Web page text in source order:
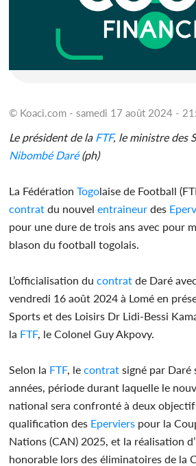
© Koaci.com - samedi 17 août 2024 -
Le président de laFTF, le ministre des
Nibombé Daré(ph)
La FédérationTogolaise de Football
contrat du nouvel entraineur des
pour une dure de trois ans avec pour
blason du football togolais.
L’officialisation du contrat de Daré
vendredi 16 août 2024 à Lomé en
Sports et des Loisirs Dr Lidi-Bessi
la FTF, le Colonel Guy Akpovy.
Selon la FTF, le contrat signé par Daré
années, période durant laquelle le
national sera confronté à deux
qualification des Eperviers pour la
Nations (CAN) 2025, et la réalisation
honorable lors des éliminatoires de la